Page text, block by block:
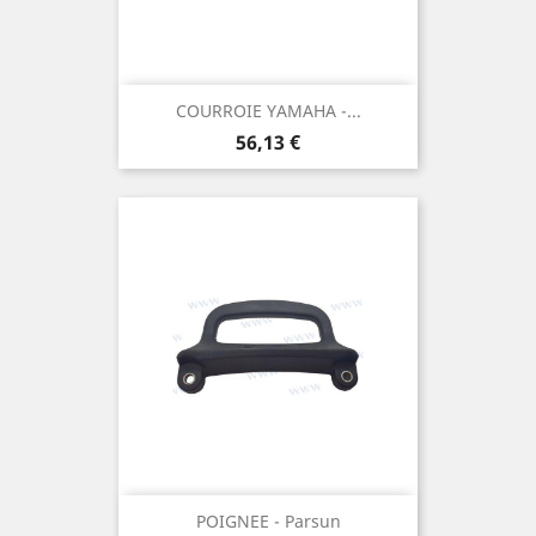
COURROIE YAMAHA -...
Prix
56,13 €
POIGNEE - Parsun